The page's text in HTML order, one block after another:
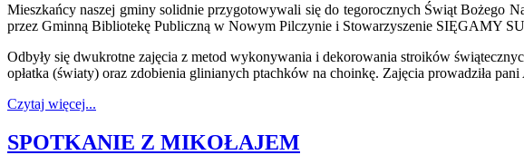
Mieszkańcy naszej gminy solidnie przygotowywali się do tegorocznych Świąt Bożego
przez Gminną Bibliotekę Publiczną w Nowym Pilczynie i Stowarzyszenie SIĘGAMY
Odbyły się dwukrotne zajęcia z metod wykonywania i dekorowania stroików
opłatka (światy) oraz zdobienia glinianych ptachków na choinkę. Zajęcia prowadziła
Czytaj więcej...
SPOTKANIE Z MIKOŁAJEM